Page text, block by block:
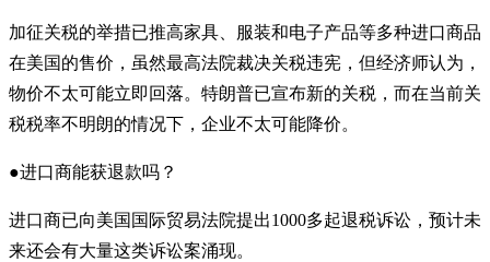
加征关税的举措已推高家具、服装和电子产品等多种进口商品
在美国的售价，虽然最高法院裁决关税违宪，但经济师认为，
物价不太可能立即回落。特朗普已宣布新的关税，而在当前关
税税率不明朗的情况下，企业不太可能降价。
●进口商能获退款吗？
进口商已向美国国际贸易法院提出1000多起退税诉讼，预计未
来还会有大量这类诉讼案涌现。